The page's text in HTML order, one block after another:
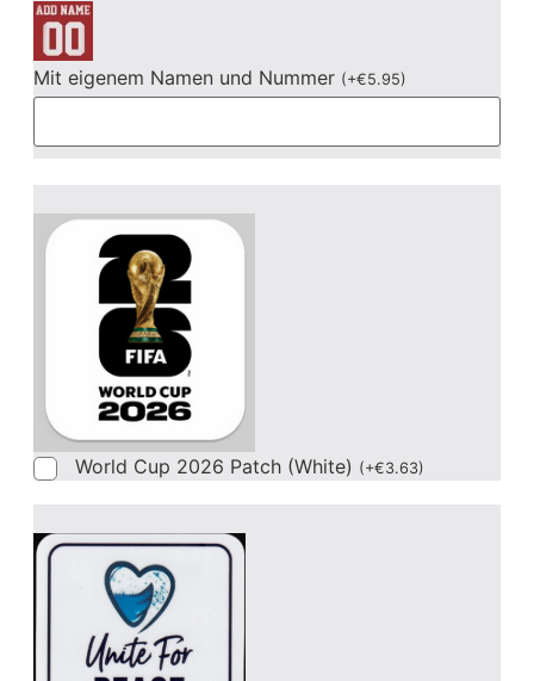
Mit eigenem Namen und Nummer (+€5.95)
World Cup 2026 Patch (White) (+€3.63)